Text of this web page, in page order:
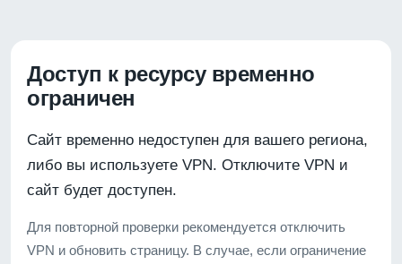
Доступ к ресурсу временно
ограничен
Сайт временно недоступен для вашего региона,
либо вы используете VPN. Отключите VPN и
сайт будет доступен.
Для повторной проверки рекомендуется отключить
VPN и обновить страницу. В случае, если ограничение